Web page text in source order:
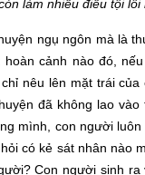
làm nhiều điều tội lỗi
ngụ ngôn mà là
cảnh nào đó,
nêu lên mặt trái
đã không lao
mình, con người
có kẻ sát nhân nào
Con người sinh